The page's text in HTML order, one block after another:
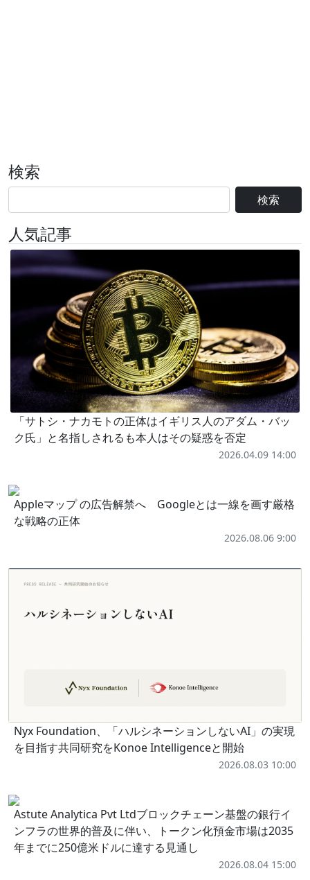
検索
検索
人気記事
「サトシ・ナカモトの正体はイギリス人のアダム・バッ
ク氏」と名指しされるも本人はその疑惑を否定
2026.04.09 14:00
Appleマップ の広告解禁へ Googleとは一線を画す厳格
な戦略の正体
2026.08.06 9:00
Nyx Foundation、「ハルシネーションしないAI」の実現
を目指す共同研究をKonoe Intelligenceと開始
2026.08.03 10:00
Astute Analytica Pvt Ltdブロックチェーン基盤の銀行イ
ンフラの世界的普及に伴い、トークン化預金市場は2035
年までに250億米ドルに達する見通し
2026.08.04 15:00